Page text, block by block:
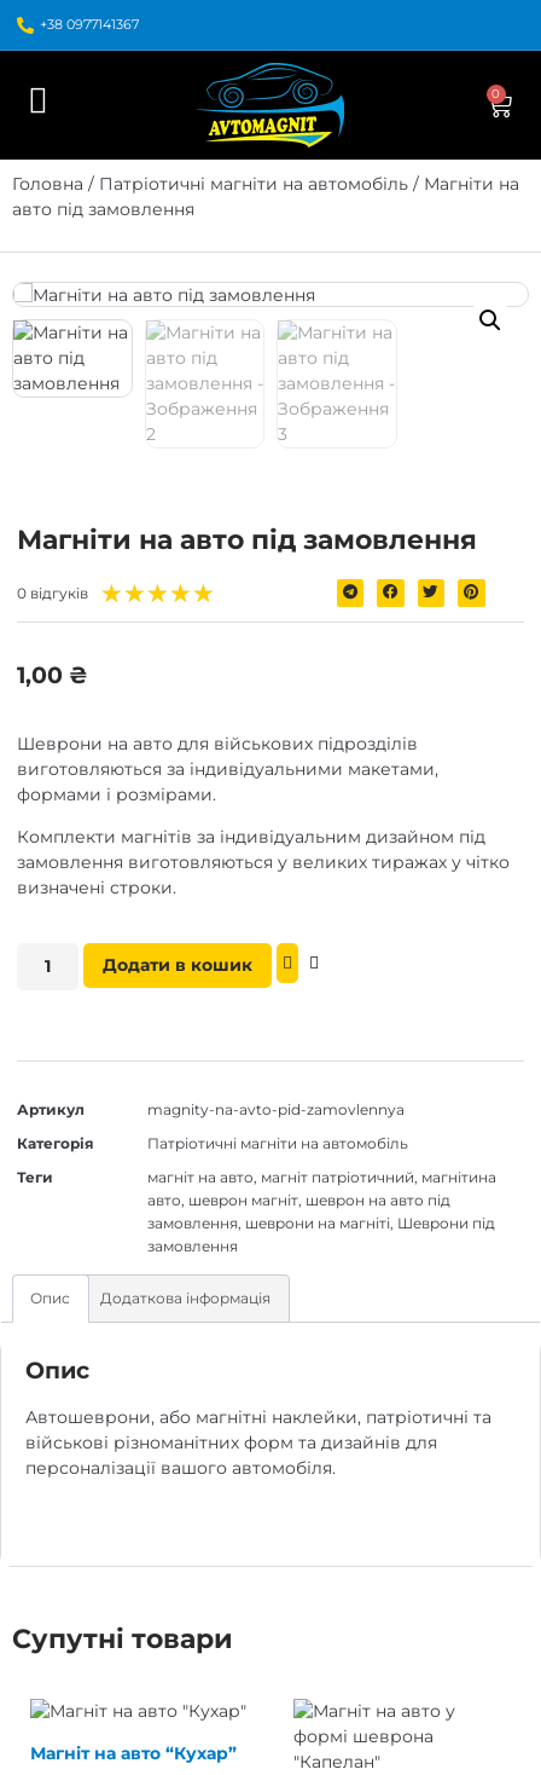
+38 0977141367
0
Головна / Патріотичні магніти на автомобіль / Магніти на
авто під замовлення
Магніти на авто під замовлення
0 відгуків ★★★★★
1,00 ₴
Шеврони на авто для військових підрозділів
виготовляються за індивідуальними макетами,
формами і розмірами.
Комплекти магнітів за індивідуальним дизайном під
замовлення виготовляються у великих тиражах у чітко
визначені строки.
Додати в кошик
Артикул
magnity-na-avto-pid-zamovlennya
Категорія
Патріотичні магніти на автомобіль
Теги
магніт на авто, магніт патріотичний, магнітина
авто, шеврон магніт, шеврон на авто під
замовлення, шеврони на магніті, Шеврони під
замовлення
Опис Додаткова інформація
Опис
Автошеврони, або магнітні наклейки, патріотичні та
військові різноманітних форм та дизайнів для
персоналізації вашого автомобіля.
Супутні товари
Магніт на авто “Кухар”